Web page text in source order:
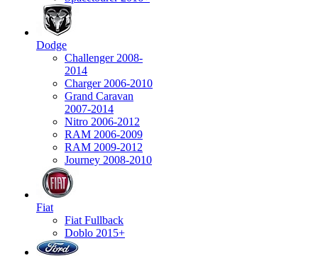
Dodge
Challenger 2008-
2014
Charger 2006-2010
Grand Caravan
2007-2014
Nitro 2006-2012
RAM 2006-2009
RAM 2009-2012
Journey 2008-2010
Fiat
Fiat Fullback
Doblo 2015+